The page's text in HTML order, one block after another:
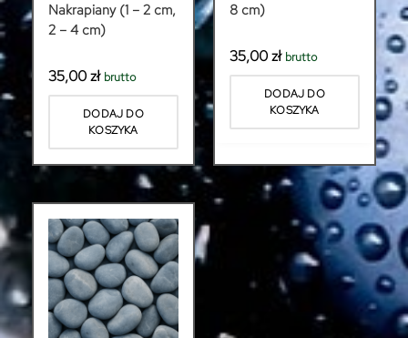
Nakrapiany (1 – 2 cm,
2 – 4 cm)
35,00zł brutto
DODAJ DO
KOSZYKA
8 cm)
35,00zł brutto
DODAJ DO
KOSZYKA